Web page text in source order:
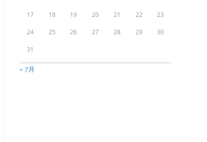
17 18 19 20 21 22 23
24 25 26 27 28 29 30
31
« 7月